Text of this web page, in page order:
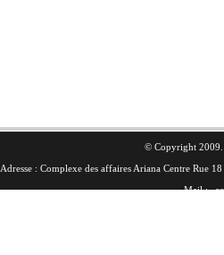
© Copyright 2009.
Adresse : Complexe des affaires Ariana Centre
Mail :